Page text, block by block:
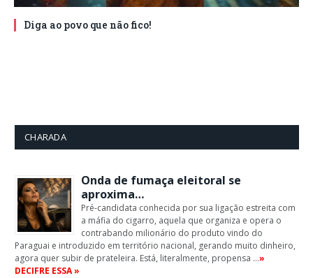
Diga ao povo que não fico!
CHARADA
Onda de fumaça eleitoral se
aproxima…
Pré-candidata conhecida por sua ligação estreita com
a máfia do cigarro, aquela que organiza e opera o
contrabando milionário do produto vindo do
Paraguai e introduzido em território nacional, gerando muito dinheiro,
agora quer subir de prateleira. Está, literalmente, propensa …»
DECIFRE ESSA »